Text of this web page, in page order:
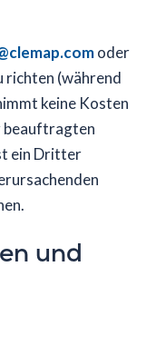
oder
richten (während
keine Kosten
beauftragten
ein Dritter
und